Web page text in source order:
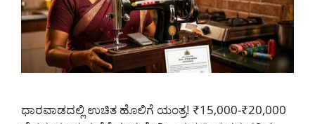
ಧಾರವಾಡದಲ್ಲಿ ಉಚಿತ ಹೊಲಿಗೆ ಯಂತ್ರ! ₹15,000-₹20,000